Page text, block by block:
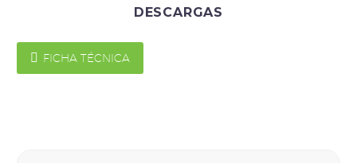
DESCARGAS
 FICHA TÉCNICA
cookies no